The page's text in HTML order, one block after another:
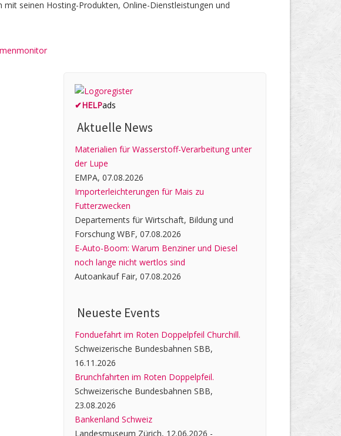
seinen Hosting-Produkten, Online-Dienstleistungen und
✔HELPads
Aktuelle News
Materialien für Wasserstoff-Verarbeitung unter
der Lupe
EMPA, 07.08.2026
Importerleichterungen für Mais zu
Futterzwecken
Departements für Wirtschaft, Bildung und
Forschung WBF, 07.08.2026
E-Auto-Boom: Warum Benziner und Diesel
noch lange nicht wertlos sind
Autoankauf Fair, 07.08.2026
Neueste Events
Fonduefahrt im Roten Doppelpfeil Churchill.
Schweizerische Bundesbahnen SBB,
16.11.2026
Brunchfahrten im Roten Doppelpfeil.
Schweizerische Bundesbahnen SBB,
23.08.2026
Bankenland Schweiz
Landesmuseum Zürich, 12.06.2026 -